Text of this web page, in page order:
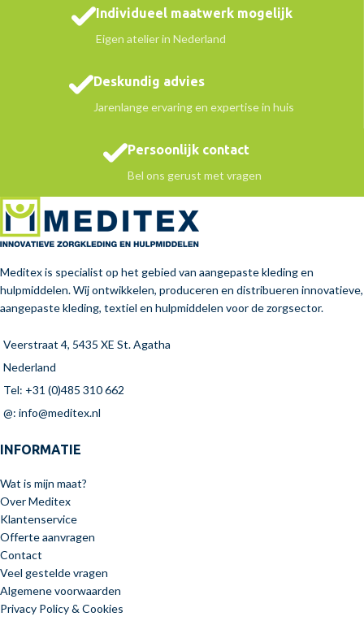
Individueel maatwerk mogelijk
Eigen atelier in Nederland
Deskundig advies
Jarenlange ervaring en expertise in huis
Persoonlijk contact
Bel ons gerust met vragen
Meditex is specialist op het gebied van aangepaste kleding en
hulpmiddelen. Wij ontwikkelen, produceren en distribueren innovatieve,
aangepaste kleding, textiel en hulpmiddelen voor de zorgsector.
Veerstraat 4, 5435 XE St. Agatha
Nederland
Tel: +31 (0)485 310 662
@: info@meditex.nl
INFORMATIE
Wat is mijn maat?
Over Meditex
Klantenservice
Offerte aanvragen
Contact
Veel gestelde vragen
Algemene voorwaarden
Privacy Policy & Cookies